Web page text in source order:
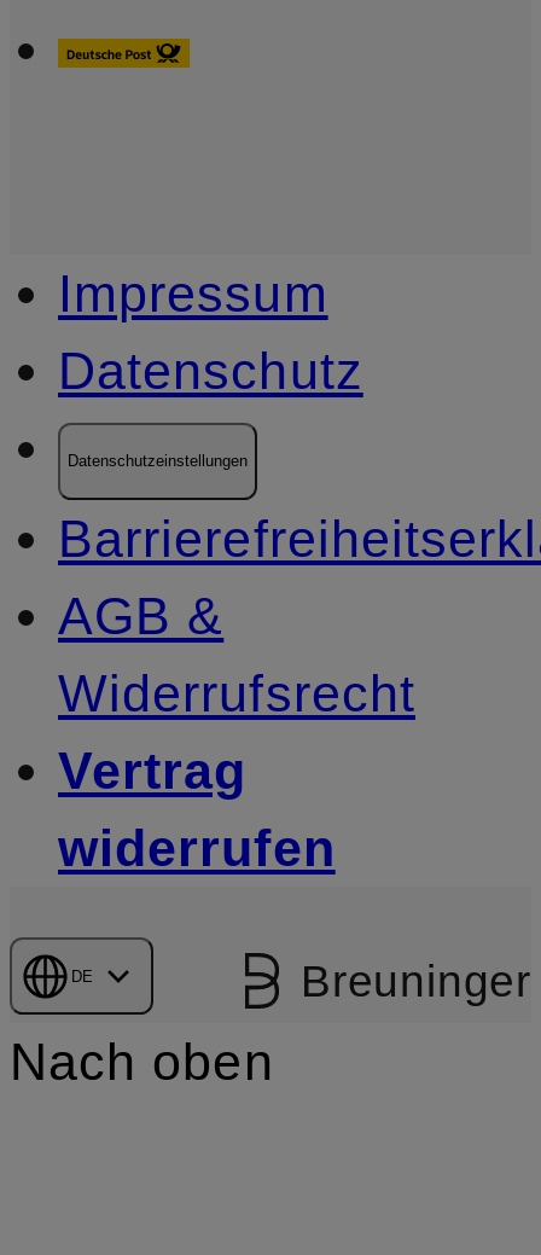
Impressum
Datenschutz
Datenschutzeinstellungen
AGB &
Widerrufsrecht
Vertrag
widerrufen
DE Breuninger
Nach oben